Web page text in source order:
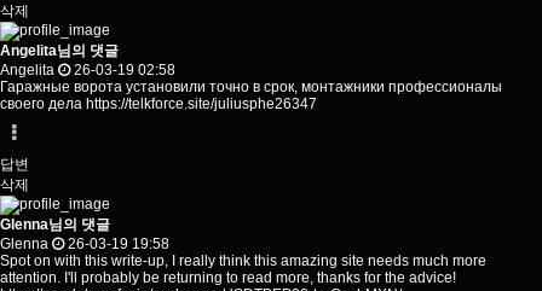
삭제
Angelita님의 댓글
Angelita
26-03-19 02:58
Гаражные ворота установили точно в срок, монтажники профессионалы
своего дела https://telkforce.site/juliusphe26347
답변
삭제
Glenna님의 댓글
Glenna
26-03-19 19:58
Spot on with this write-up, I really think this amazing site needs much more
attention. I'll probably be returning to read more, thanks for the advice!